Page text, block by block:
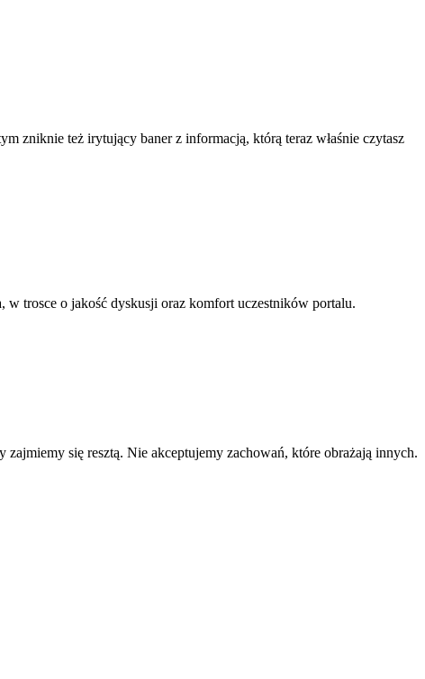
zniknie też irytujący baner z informacją, którą teraz właśnie czytasz
w trosce o jakość dyskusji oraz komfort uczestników portalu.
się resztą. Nie akceptujemy zachowań, które obrażają innych.